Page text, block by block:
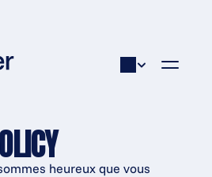
heureux que vous